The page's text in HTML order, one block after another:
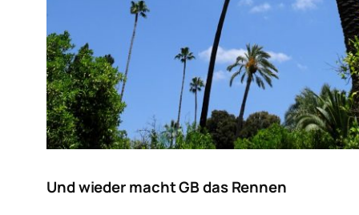
Und wieder macht GB das Rennen